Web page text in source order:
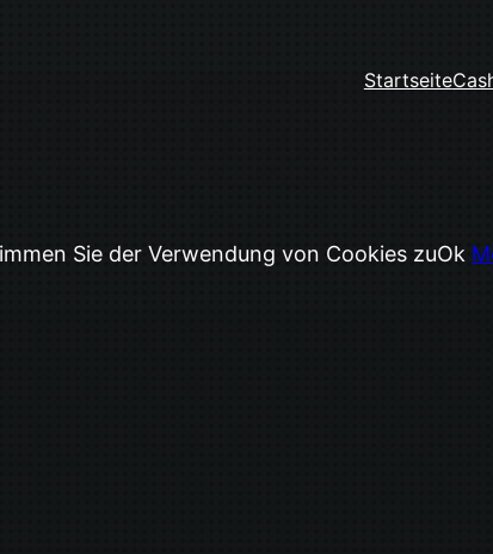
Startseite
Sie der Verwendung von Cookies zuOk